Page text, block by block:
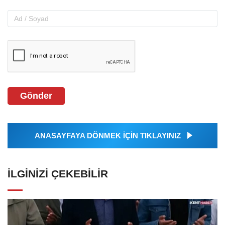
Gönder
ANASAYFAYA DÖNMEK İÇİN TIKLAYINIZ
İLGINIZI ÇEKEBILIR